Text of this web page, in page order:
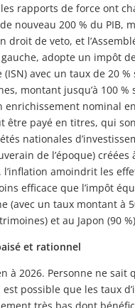
les rapports de force ont
nouveau 200 % du PIB,
droit de veto, et
adopte un impôt
(ISN) avec un taux de 20
montant jusqu’à 100
enrichissement nominal
être payé en titres, qui
nationales
de l’époque) créées
amoindrit les
efficace que l’impôt
(avec un taux montant à
et au Japon (90
et rationnel
à 2026. Personne ne sait
possible que les taux